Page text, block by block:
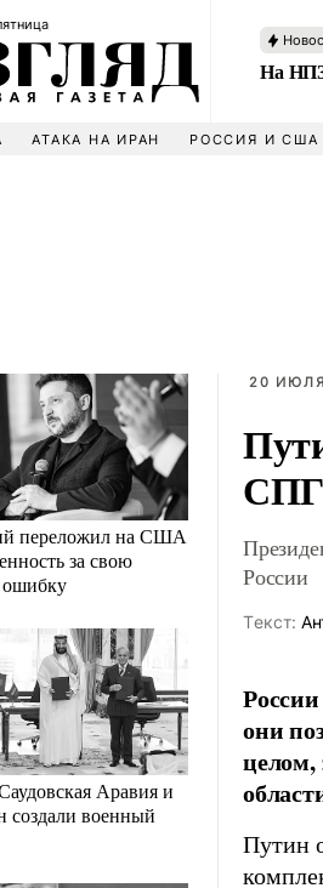
На
АТАКА НА ИРАН РОССИЯ И США
переложил на США
за свою
Аравия и
создали военный
20
СПГ
России
Tекст:
они
Путин